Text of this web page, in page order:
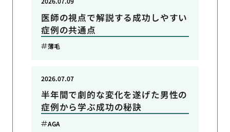
医師の視点で解説する成功しやすい
症例の共通点
薄毛
半年間で劇的な変化を遂げた男性の
症例から学ぶ成功の秘訣
2026.07.07
AGA